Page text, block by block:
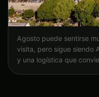
Agosto puede sentirse
visita, pero sigue siendo
y una logística que